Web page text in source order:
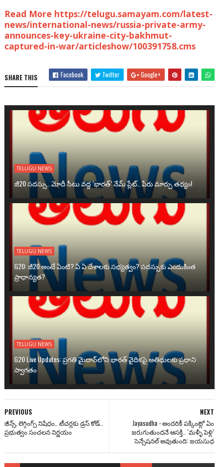
Read More https://telugu.samayam.com/latest-
news/international-news/russia-private-army-
announces-key-ukraine-city-bakhmut-
captured-in-war/articleshow/100391758.cms
SHARE THIS Facebook Twitter Google+
TELUGU NEWS
జీ20 సదస్సు.. మోదీ సీటు వద్ద ‘భారత్’ నేమ్ ప్లేట్‌.. పేరు మార్పు తథ్యం!
TELUGU NEWS
G20: జీ20 అంటే ఏంటి? ఏ ఏ దేశాలకు సభ్యత్వం? సదస్సుకు ఎందుకింత
ప్రాధాన్యత?
TELUGU NEWS
G20 Live Updates: ప్రగతి మైదాన్‌లోని భారత్ వైదికపై అతిథులకు ప్రధాని
స్వాగతం
NEXT
Jayasudha - అందరికీ పక్కింట్లో ఏం
జరుగుతుందనే ఆసక్తి.. ‘మళ్ళీ పెళ్లి’
సెన్సేషనల్ అవుతుంది: జయసుధ
PREVIOUS
జీన్స్, లెగ్గింగ్స్ నిషేధం.. టీచర్లకు డ్రస్ కోడ్..
ప్రభుత్వం సంచలన నిర్ణయం